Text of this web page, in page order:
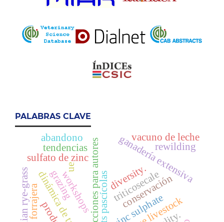
PALABRAS CLAVE
instrucciones para autores conservación
ganadería extensiva
workshops
sulfato de zinc
triticosecale
zinc sulphate
vacuno de leche
italian rye-grass grazing diversity.
ue
tendencias rewilding
abandono